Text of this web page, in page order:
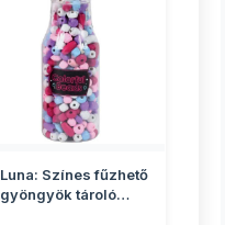
Luna: Színes fűzhető
gyöngyök tároló